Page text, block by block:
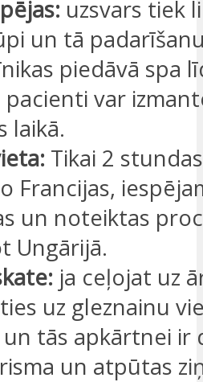
uzsvars tiek
un tā
piedāvā spa
pacienti var
laikā.
Tikai 2
Francijas,
un noteiktas
Ungārijā.
ja ceļojat uz
uz gleznainu
tās apkārtnei ir
un atpūtas